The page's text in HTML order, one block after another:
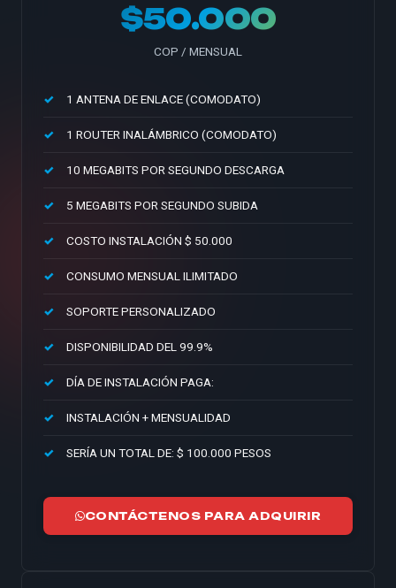
$50.000
COP / MENSUAL
1 ANTENA DE ENLACE (COMODATO)
1 ROUTER INALÁMBRICO (COMODATO)
10 MEGABITS POR SEGUNDO DESCARGA
5 MEGABITS POR SEGUNDO SUBIDA
COSTO INSTALACIÓN $ 50.000
CONSUMO MENSUAL ILIMITADO
SOPORTE PERSONALIZADO
DISPONIBILIDAD DEL 99.9%
DÍA DE INSTALACIÓN PAGA:
INSTALACIÓN + MENSUALIDAD
SERÍA UN TOTAL DE: $ 100.000 PESOS
CONTÁCTENOS PARA ADQUIRIR